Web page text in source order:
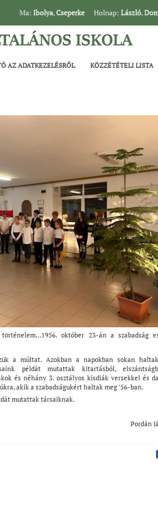
Ma: Ibolya,Cseperke Holnap: László,
AZ ADATKEZELÉSRŐL KÖZZÉTÉTELI LISTA
október 23-án a szabadság
a múltat. Azokban a napokban sokan
példát mutattak kitartásból,
és néhány 3. osztályos kisdiák versekkel és
akik a szabadságukért haltak meg ’56-ban.
mutattak társaiknak.
Pordán